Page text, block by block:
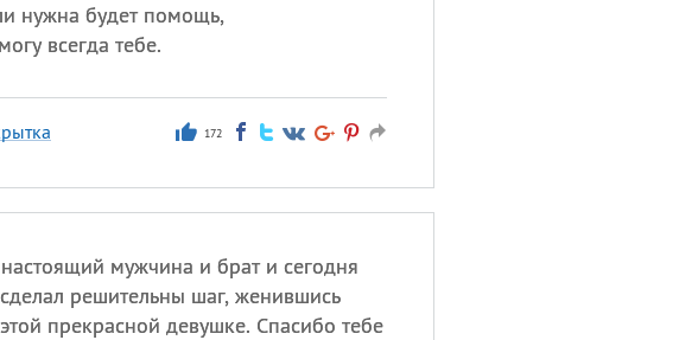
нужна будет помощь,
всегда тебе.
172
мужчина и брат и сегодня
решительны шаг, женившись
прекрасной девушке. Спасибо тебе